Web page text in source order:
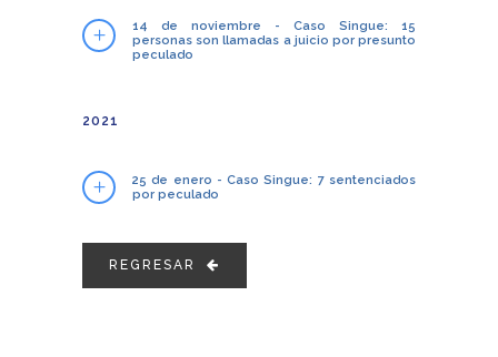
14 de noviembre - Caso Singue: 15
personas son llamadas a juicio por presunto
peculado
2021
25 de enero - Caso Singue: 7 sentenciados
por peculado
REGRESAR